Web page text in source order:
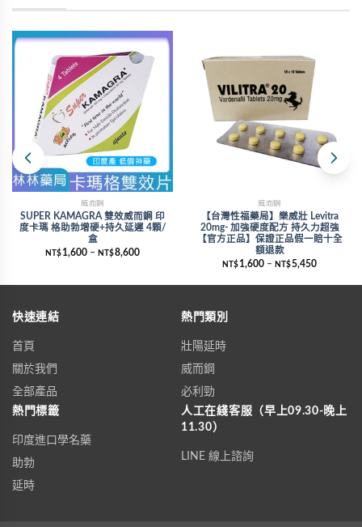
威而鋼
SUPER KAMAGRA 雙效威而鋼 印
度卡瑪 格助勃增硬+持久延遲 4顆/
盒
NT$ 1,600 – NT$8,600
威而鋼
【台灣性福藥局】樂威壯 Levitra
20mg- 加強硬度配方 持久力超強
【官方正品】保證正品假一賠十全
額退款
NT$ 1,600 – NT$5,450
快速連結
首頁
關於我們
全部產品
熱門類別
壯陽延時
威而鋼
必利勁
熱門標籤
印度進口學名藥
助勃
延時
人工在綫客服（早上09.30-晚上
11.30）
LINE 線上諮詢